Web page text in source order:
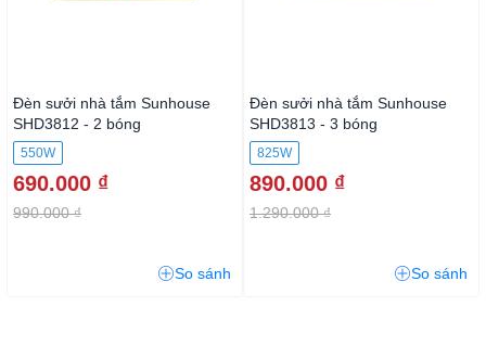
Đèn sưởi nhà tắm Sunhouse
SHD3812 - 2 bóng
550W
690.000 ₫
990.000 ₫
So sánh
Đèn sưởi nhà tắm Sunhouse
SHD3813 - 3 bóng
825W
890.000 ₫
1.290.000 ₫
So sánh